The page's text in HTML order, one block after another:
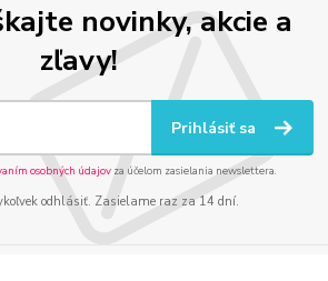
novinky, akcie a
zľavy!
Prihlásiť sa
osobných údajov za účelom zasielania newslettera.
odhlásiť. Zasielame raz za 14 dní.